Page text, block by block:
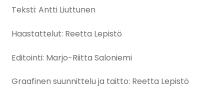
Teksti: Antti Liuttunen
Haastattelut: Reetta Lepistö
Editointi: Marjo-Riitta Saloniemi
Graafinen suunnittelu ja taitto: Reetta Lepistö